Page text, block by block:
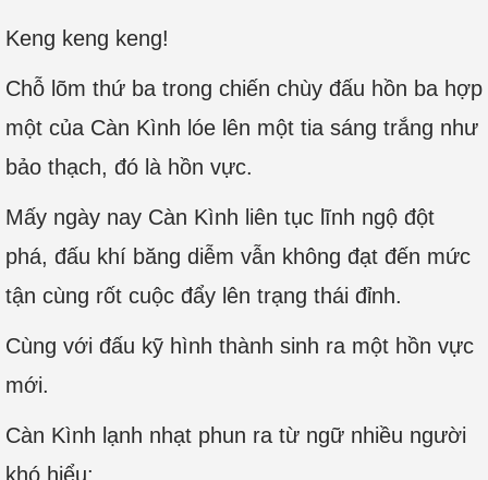
Keng keng keng!
Chỗ lõm thứ ba trong chiến chùy đấu hồn ba hợp
một của Càn Kình lóe lên một tia sáng trắng như
bảo thạch, đó là hồn vực.
Mấy ngày nay Càn Kình liên tục lĩnh ngộ đột
phá, đấu khí băng diễm vẫn không đạt đến mức
tận cùng rốt cuộc đẩy lên trạng thái đỉnh.
Cùng với đấu kỹ hình thành sinh ra một hồn vực
mới.
Càn Kình lạnh nhạt phun ra từ ngữ nhiều người
khó hiểu: